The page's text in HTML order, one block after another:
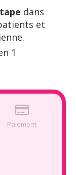
dans
et
1
Paiement